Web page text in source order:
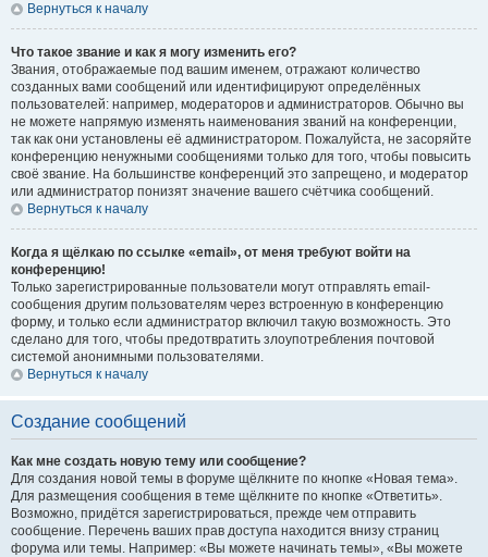
Вернуться к началу
Что такое звание и как я могу изменить его?
Звания, отображаемые под вашим именем, отражают количество
созданных вами сообщений или идентифицируют определённых
пользователей: например, модераторов и администраторов. Обычно вы
не можете напрямую изменять наименования званий на конференции,
так как они установлены её администратором. Пожалуйста, не засоряйте
конференцию ненужными сообщениями только для того, чтобы повысить
своё звание. На большинстве конференций это запрещено, и модератор
или администратор понизят значение вашего счётчика сообщений.
Вернуться к началу
Когда я щёлкаю по ссылке «email», от меня требуют войти на
конференцию!
Только зарегистрированные пользователи могут отправлять email-
сообщения другим пользователям через встроенную в конференцию
форму, и только если администратор включил такую возможность. Это
сделано для того, чтобы предотвратить злоупотребления почтовой
системой анонимными пользователями.
Вернуться к началу
Создание сообщений
Как мне создать новую тему или сообщение?
Для создания новой темы в форуме щёлкните по кнопке «Новая тема».
Для размещения сообщения в теме щёлкните по кнопке «Ответить».
Возможно, придётся зарегистрироваться, прежде чем отправить
сообщение. Перечень ваших прав доступа находится внизу страниц
форума или темы. Например: «Вы можете начинать темы», «Вы можете